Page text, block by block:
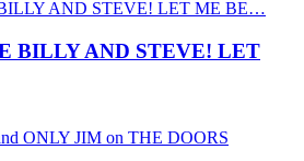
BILLY AND STEVE! LET